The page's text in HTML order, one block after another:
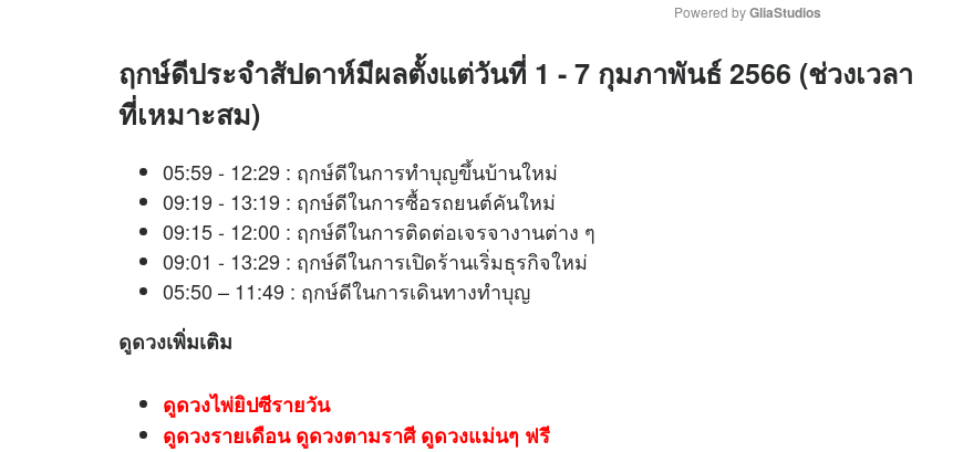
M
Powered by GliaStudios
ฤกษ์ดีประจำสัปดาห์มีผลตั้งแต่วันที่ 1 - 7 กุมภาพันธ์ 2566 (ช่วงเวลา
ที่เหมาะสม)
05:59 - 12:29 : ฤกษ์ดีในการทำบุญขึ้นบ้านใหม่
09:19 - 13:19 : ฤกษ์ดีในการซื้อรถยนต์คันใหม่
09:15 - 12:00 : ฤกษ์ดีในการติดต่อเจรจางานต่าง ๆ
09:01 - 13:29 : ฤกษ์ดีในการเปิดร้านเริ่มธุรกิจใหม่
05:50 – 11:49 : ฤกษ์ดีในการเดินทางทำบุญ
ดูดวงเพิ่มเติม
ดูดวงไพ่ยิปซีรายวัน
ดูดวงรายเดือน ดูดวงตามราศี ดูดวงแม่นๆ ฟรี